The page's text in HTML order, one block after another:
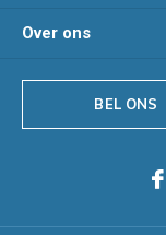
Over ons
BEL ONS